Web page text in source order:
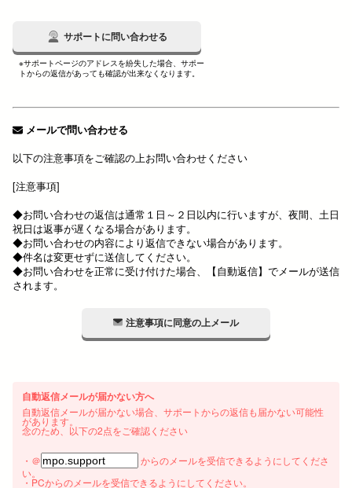
サポートに問い合わせる
※サポートページのアドレスを紛失した場合、サポー
トからの返信があっても確認が出来なくなります。
メールで問い合わせる
以下の注意事項をご確認の上お問い合わせください
[注意事項]
◆お問い合わせの返信は通常１日～２日以内に行いますが、夜間、土日
祝日は返事が遅くなる場合があります。
◆お問い合わせの内容により返信できない場合があります。
◆件名は変更せずに送信してください。
◆お問い合わせを正常に受け付けた場合、【自動返信】でメールが送信
されます。
注意事項に同意の上メール
自動返信メールが届かない方へ
自動返信メールが届かない場合、サポートからの返信も届かない可能性
があります。
念のため、以下の2点をご確認ください
・＠
からのメールを受信できるようにしてくださ
い。
・PCからのメールを受信できるようにしてください。